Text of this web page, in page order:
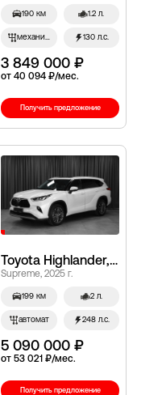
190 км 1.2 л.
механич. 130 л.с.
3 849 000 ₽
от 40 094 ₽/мес.
Получить предложение
Toyota Highlander, IV (XU70)
Supreme, 2025 г.
199 км 2 л.
автомат 248 л.с.
5 090 000 ₽
от 53 021 ₽/мес.
Получить предложение